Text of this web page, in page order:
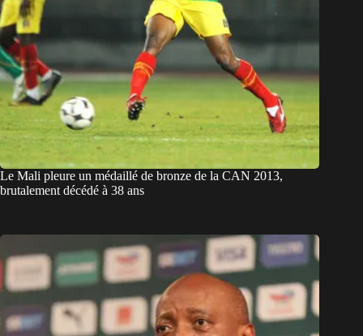
Le Mali pleure un médaillé de bronze de la CAN 2013,
brutalement décédé à 38 ans